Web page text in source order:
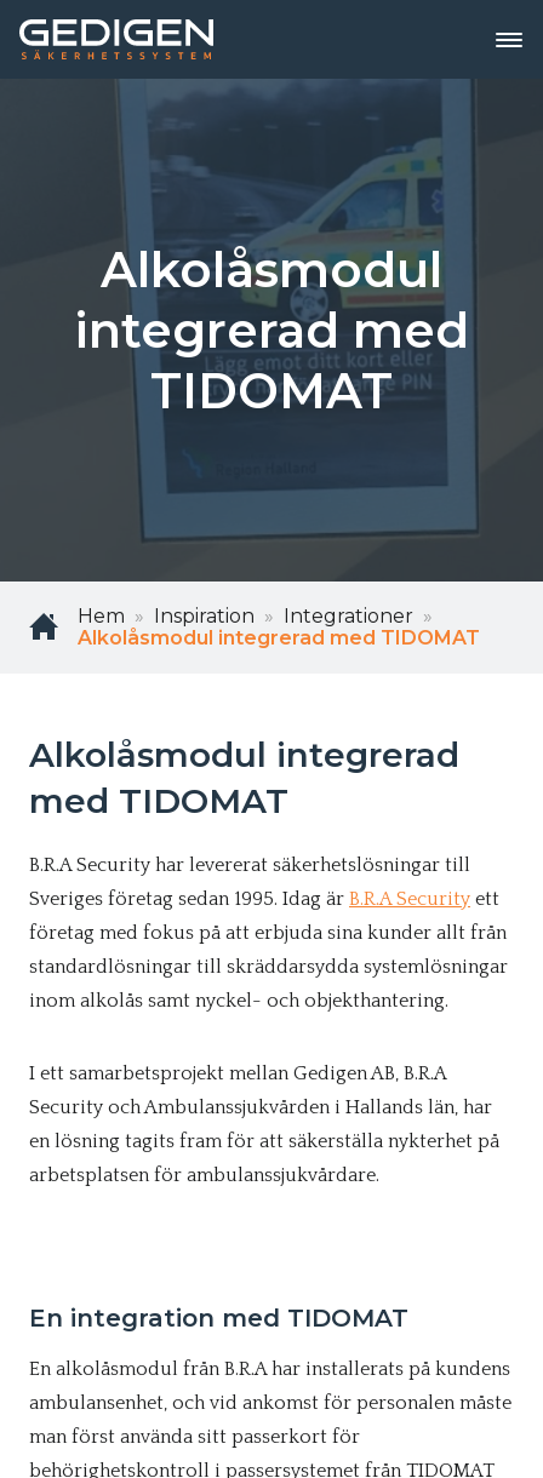
Alkolåsmodul
integrerad med
TIDOMAT
Hem Inspiration
Integrationer
Alkolåsmodul integrerad med TIDOMAT
Alkolåsmodul integrerad
med TIDOMAT
B.R.A Security har levererat säkerhetslösningar till
Sveriges företag sedan 1995. Idag är B.R.A Security ett
företag med fokus på att erbjuda sina kunder allt från
standardlösningar till skräddarsydda systemlösningar
inom alkolås samt nyckel- och objekthantering.
I ett samarbetsprojekt mellan Gedigen AB, B.R.A
Security och Ambulanssjukvården i Hallands län, har
en lösning tagits fram för att säkerställa nykterhet på
arbetsplatsen för ambulanssjukvårdare.
En integration med TIDOMAT
En alkolåsmodul från B.R.A har installerats på kundens
ambulansenhet, och vid ankomst för personalen måste
man först använda sitt passerkort för
behörighetskontroll i passersystemet från TIDOMAT